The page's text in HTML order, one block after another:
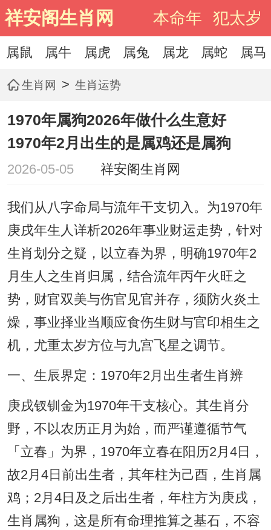
祥安阁生肖网 本命年 犯太岁
属鼠 属牛 属虎 属兔 属龙 属蛇 属马
生肖网 > 生肖运势
1970年属狗2026年做什么生意好
1970年2月出生的是属鸡还是属狗
2026-05-05 祥安阁生肖网
我们从八字命局与流年干支切入。为1970年
庚戌年生人详析2026年事业财运走势，针对
生肖划分之疑，以立春为界，明确1970年2
月生人之生肖归属，结合流年丙午火旺之
势，财官双美与伤官见官并存，须防火炎土
燥，事业择业当顺应食伤生财与官印相生之
机，尤重太岁方位与九宫飞星之调节。
一、生辰界定：1970年2月出生者生肖辨
庚戌钗钏金为1970年干支核心。其生肖分
野，不以农历正月为始，而严谨遵循节气
「立春」为界，1970年立春在阳历2月4日，
故2月4日前出生者，其年柱为己酉，生肖属
鸡；2月4日及之后出生者，年柱方为庚戌，
生肖属狗，这是所有命理推算之基石，不容